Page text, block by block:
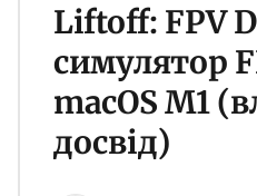
Liftoff: FPV
симулятор
macOS M1
досвід)